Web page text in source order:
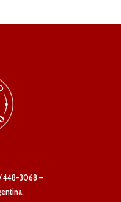
448-3068 –